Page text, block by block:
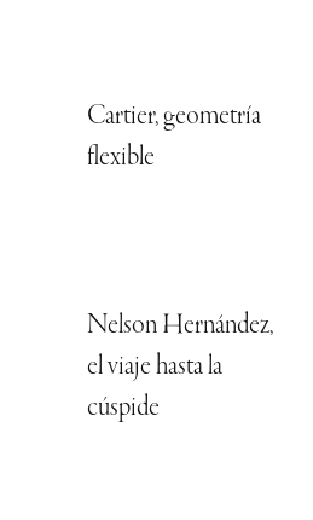
Cartier, geometría
flexible
Nelson Hernández,
el viaje hasta la
cúspide